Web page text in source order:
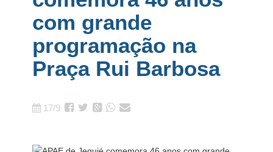
com grande
programação na
Praça Rui Barbosa
17/9